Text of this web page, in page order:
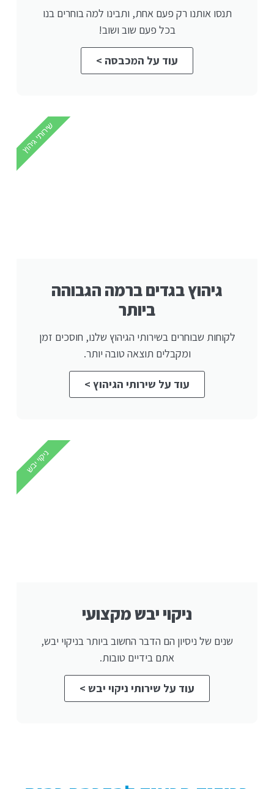
תנסו אותנו רק פעם אחת, ותבינו למה בוחרים בנו
בכל פעם שוב ושוב!
עוד על המכבסה >
גיהוץ בגדים ברמה הגבוהה
ביותר
לקוחות שבוחרים בשירותי הגיהוץ שלנו, חוסכים זמן
ומקבלים תוצאה טובה יותר.
עוד על שירותי הגיהוץ >
שירותי גיהוץ
ניקוי יבש מקצועי
שנים של ניסיון הם הדבר החשוב ביותר בניקוי יבש,
אתם בידיים טובות.
עוד על שירותי ניקוי יבש >
ניקוי יבש